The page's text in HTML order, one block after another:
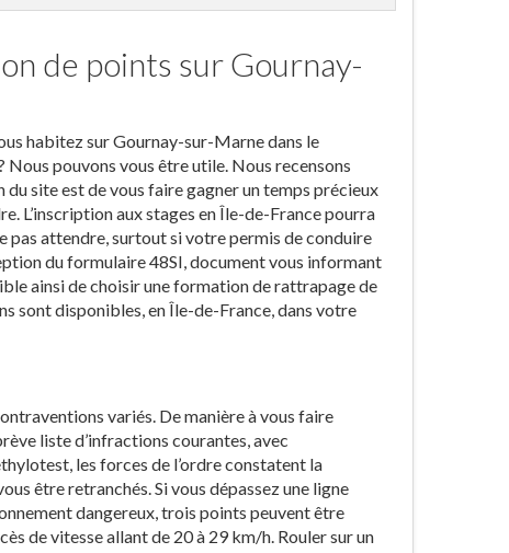
de points sur Gournay-
habitez sur Gournay-sur-Marne dans le
pouvons vous être utile. Nous recensons
site est de vous faire gagner un temps précieux
L’inscription aux stages en Île-de-France pourra
pas attendre, surtout si votre permis de conduire
du formulaire 48SI, document vous informant
ainsi de choisir une formation de rattrapage de
sont disponibles, en Île-de-France, dans votre
variés. De manière à vous faire
liste d’infractions courantes, avec
les forces de l’ordre constatent la
être retranchés. Si vous dépassez une ligne
dangereux, trois points peuvent être
de vitesse allant de 20 à 29 km/h. Rouler sur un